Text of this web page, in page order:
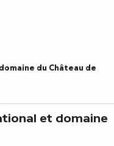
du Château de
et domaine